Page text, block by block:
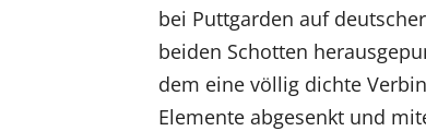
bei Puttgarden auf
beiden Schotten
dem eine völlig dichte
Elemente abgesenkt und